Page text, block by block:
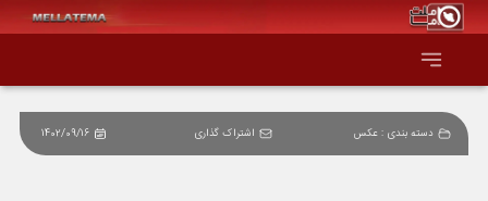
صفحه اصلی
دسته بندی : عکس اشتراک گذاری 1402/09/16